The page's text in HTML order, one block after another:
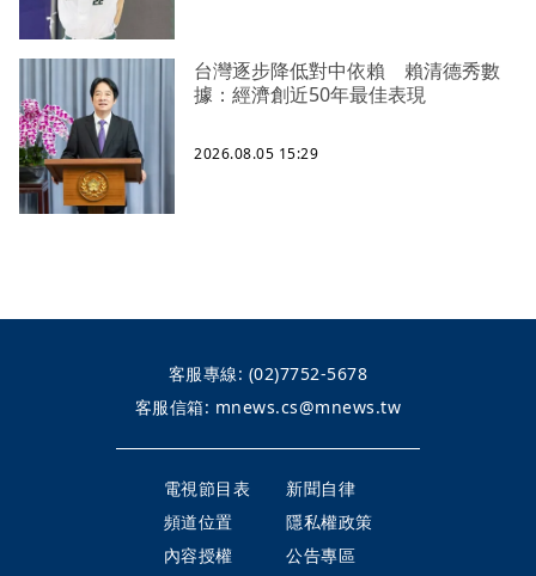
台灣逐步降低對中依賴 賴清德秀數
據：經濟創近50年最佳表現
2026.08.05 15:29
客服專線: (02)7752-5678
客服信箱: mnews.cs@mnews.tw
電視節目表
新聞自律
頻道位置
隱私權政策
內容授權
公告專區